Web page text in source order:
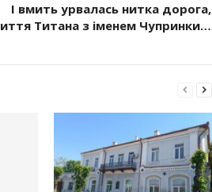
І вмить урвалась нитка дорога,
Титана з іменем Чупринки…